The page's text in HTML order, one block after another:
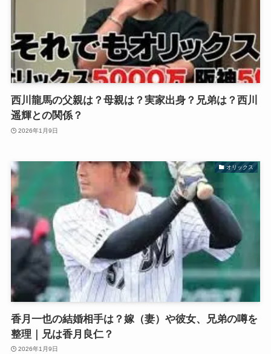
西川龍馬の父親は？母親は？実家出身？兄弟は？西川
遥輝との関係？
2026年1月9日
オリックス
香月一也の結婚相手は？嫁（妻）や彼女、兄弟の噂を
整理｜兄は香月良仁？
2026年1月9日